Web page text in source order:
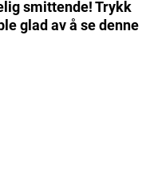
smittende! Trykk
glad av å se denne